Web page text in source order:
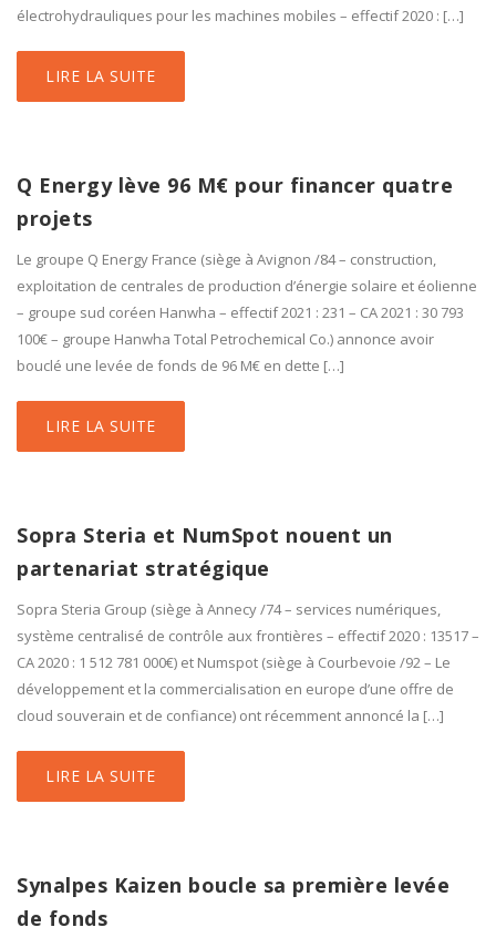
électrohydrauliques pour les machines mobiles – effectif 2020 : […]
LIRE LA SUITE
Q Energy lève 96 M€ pour financer quatre
projets
Le groupe Q Energy France (siège à Avignon /84 – construction,
exploitation de centrales de production d’énergie solaire et éolienne
– groupe sud coréen Hanwha – effectif 2021 : 231 – CA 2021 : 30 793
100€ – groupe Hanwha Total Petrochemical Co.) annonce avoir
bouclé une levée de fonds de 96 M€ en dette […]
LIRE LA SUITE
Sopra Steria et NumSpot nouent un
partenariat stratégique
Sopra Steria Group (siège à Annecy /74 – services numériques,
système centralisé de contrôle aux frontières – effectif 2020 : 13517 –
CA 2020 : 1 512 781 000€) et Numspot (siège à Courbevoie /92 – Le
développement et la commercialisation en europe d’une offre de
cloud souverain et de confiance) ont récemment annoncé la […]
LIRE LA SUITE
Synalpes Kaizen boucle sa première levée
de fonds